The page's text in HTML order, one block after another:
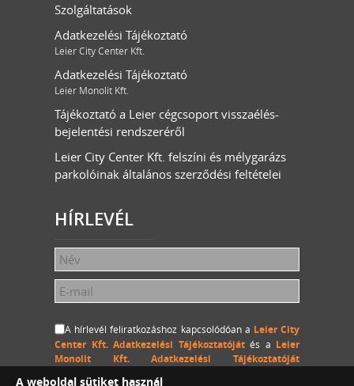
Szolgáltatások
Adatkezelési Tájékoztató
Leier City Center Kft.
Adatkezelési Tájékoztató
Leier Monolit Kft.
Tájékoztató a Leier cégcsoport visszaélés-
bejelentési rendszeréről
Leier City Center Kft. felszíni és mélygarázs
parkolóinak általános szerződési feltételei
HÍRLEVÉL
A hírlevél feliratkozáshoz kapcsolódóan a Leier City
Center Kft. Adatkezelési Tájékoztatójátés a Leier
Monolit Kft. Adatkezelési Tájékoztatóját
A weboldal sütiket használ